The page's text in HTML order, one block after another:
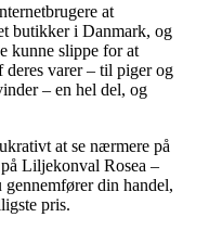
at
butikker i Danmark, og
kunne slippe for at
varer – til piger og
– en hel del, og
at se nærmere på
Liljekonval Rosea –
din handel,
pris.